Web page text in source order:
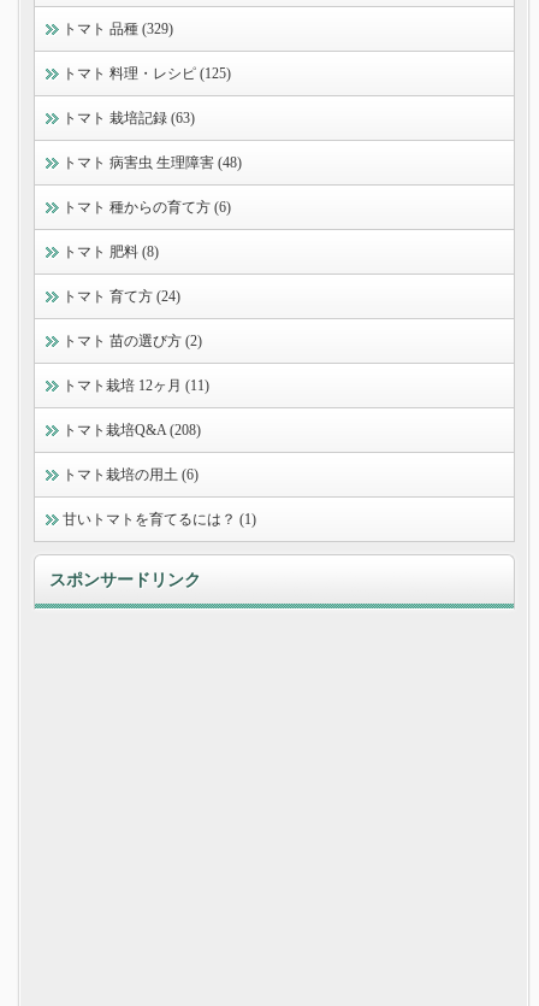
トマト 品種 (329)
トマト 料理・レシピ (125)
トマト 栽培記録 (63)
トマト 病害虫 生理障害 (48)
トマト 種からの育て方 (6)
トマト 肥料 (8)
トマト 育て方 (24)
トマト 苗の選び方 (2)
トマト栽培 12ヶ月 (11)
トマト栽培Q&A (208)
トマト栽培の用土 (6)
甘いトマトを育てるには？ (1)
スポンサードリンク